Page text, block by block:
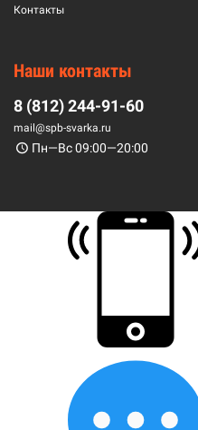
Контакты
Наши контакты
8 (812) 244-91-60
mail@spb-svarka.ru
Пн—Вс 09:00—20:00